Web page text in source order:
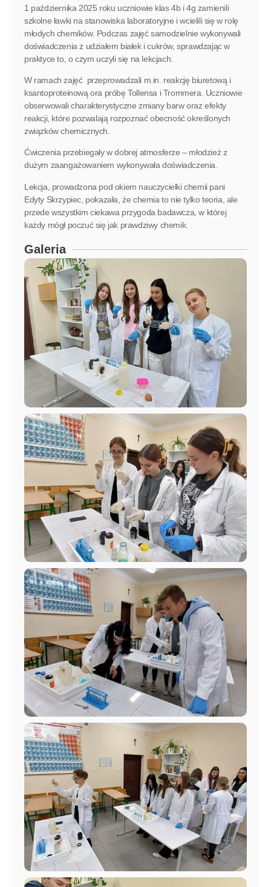
1 października 2025 roku uczniowie klas 4b i 4g zamienili
szkolne ławki na stanowiska laboratoryjne i wcielili się w rolę
młodych chemików. Podczas zajęć samodzielnie wykonywali
doświadczenia z udziałem białek i cukrów, sprawdzając w
praktyce to, o czym uczyli się na lekcjach.
W ramach zajęć przeprowadzali m.in. reakcję biuretową i
ksantoproteinową ora próbę Tollensa i Trommera. Uczniowie
obserwowali charakterystyczne zmiany barw oraz efekty
reakcji, które pozwalają rozpoznać obecność określonych
związków chemicznych.
Ćwiczenia przebiegały w dobrej atmosferze – młodzież z
dużym zaangażowaniem wykonywała doświadczenia.
Lekcja, prowadzona pod okiem nauczycielki chemii pani
Edyty Skrzypiec, pokazała, że chemia to nie tylko teoria, ale
przede wszystkim ciekawa przygoda badawcza, w której
każdy mógł poczuć się jak prawdziwy chemik.
Galeria